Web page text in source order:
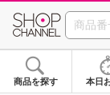
商品を探す 本日